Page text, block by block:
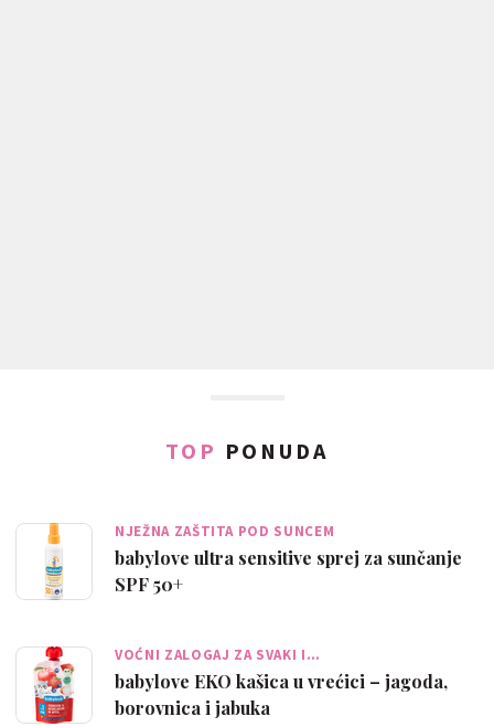
TOP PONUDA
NJEŽNA ZAŠTITA POD SUNCEM
babylove ultra sensitive sprej za sunčanje
SPF 50+
VOĆNI ZALOGAJ ZA SVAKI I…
babylove EKO kašica u vrećici – jagoda,
borovnica i jabuka